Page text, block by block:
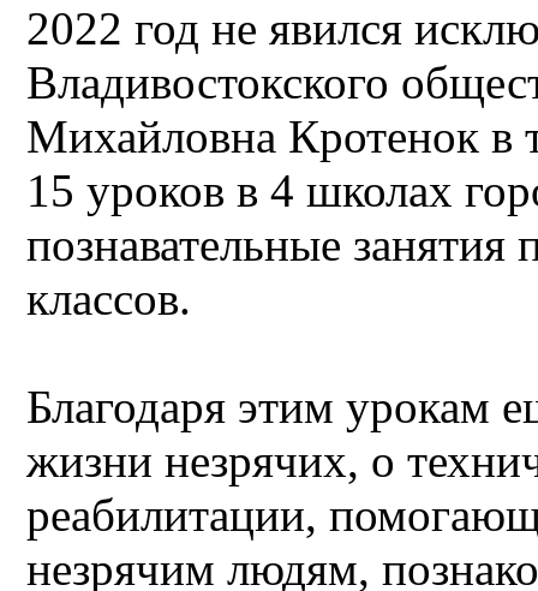
2022 год не явился
Владивостокского
Михайловна Кротенок в
15 уроков в 4 школах
познавательные
классов.
Благодаря этим урокам
жизни незрячих, о
реабилитации,
незрячим людям,